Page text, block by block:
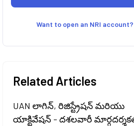
Want to open an NRI account?
Related Articles
UAN లాగిన్, రిజిస్ట్రేషన్ మరియు
యాక్టివేషన్ - దశలవారీ